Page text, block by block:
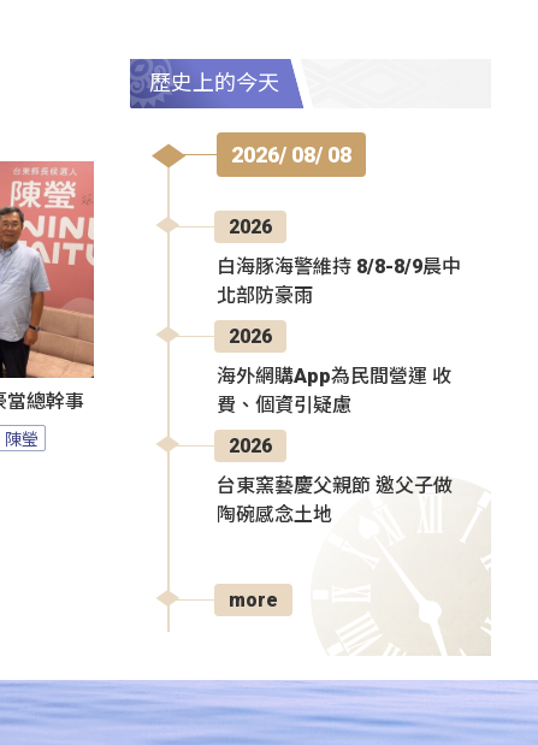
當總幹事
陳瑩
歷史上的今天
2026/ 08/ 08
2026
白海豚海警維持 8/8-8/9晨中
北部防豪雨
2026
海外網購App為民間營運 收
費、個資引疑慮
2026
台東窯藝慶父親節 邀父子做
陶碗感念土地
more